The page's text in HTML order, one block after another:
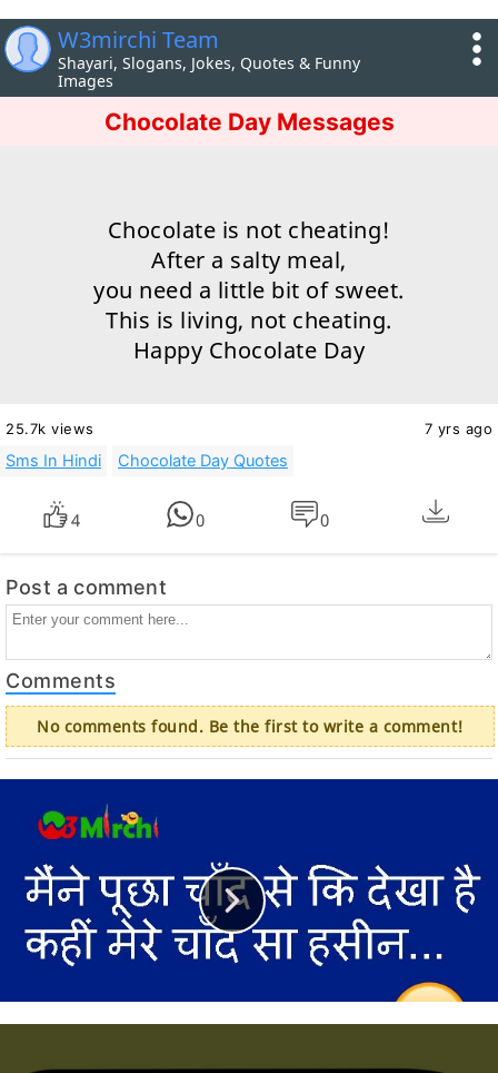
W3mirchi Team
Shayari, Slogans, Jokes, Quotes & Funny
Images
Chocolate Day Messages
Chocolate is not cheating!
After a salty meal,
you need a little bit of sweet.
This is living, not cheating.
Happy Chocolate Day
25.7k views 7 yrs ago
Sms In Hindi Chocolate Day Quotes
4 0 0
Post a comment
Comments
No comments found. Be the first to write a comment!